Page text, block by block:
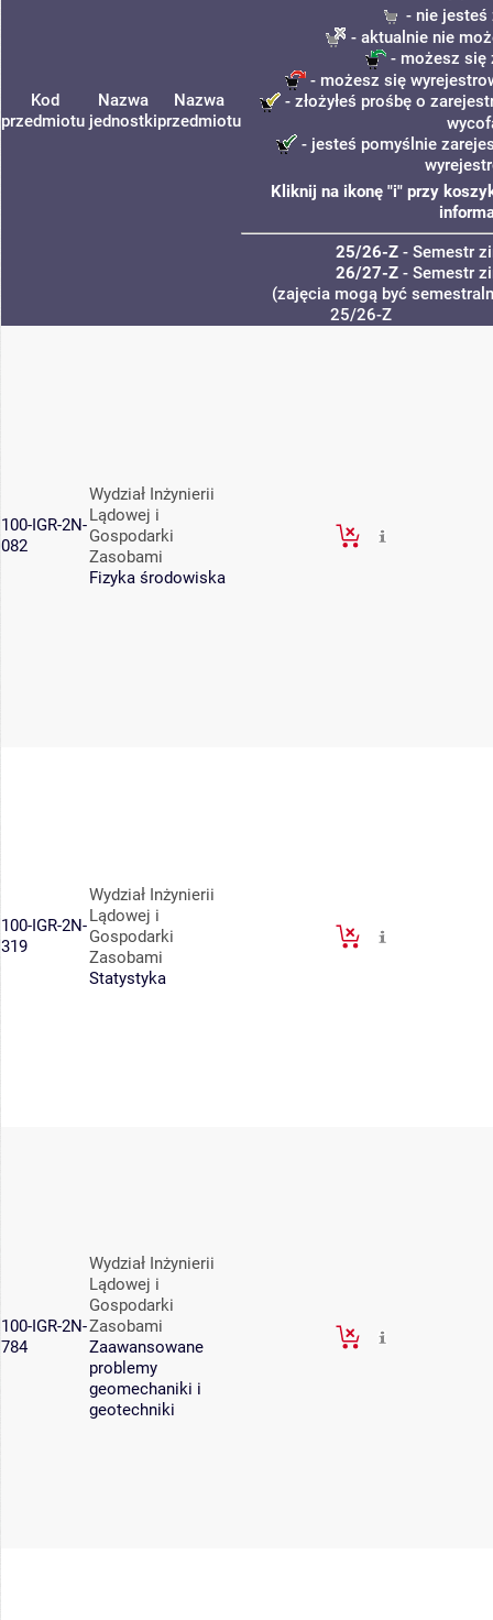
Kod
przedmiotu
Nazwa
jednostki
Nazwa
przedmiotu
- nie jesteś
- aktualnie nie
- możesz się
- możesz się
- złożyłeś prośbę o
- jesteś pomyślnie
Kliknij na ikonę "i" przy
25/26-Z- Semestr
26/27-Z- Semestr
(zajęcia mogą być
25/26-Z
100-IGR-2N-
082
Wydział Inżynierii
Lądowej i
Gospodarki
Zasobami
Fizyka środowiska
100-IGR-2N-
319
Wydział Inżynierii
Lądowej i
Gospodarki
Zasobami
Statystyka
100-IGR-2N-
784
Wydział Inżynierii
Lądowej i
Gospodarki
Zasobami
Zaawansowane
problemy
geomechaniki i
geotechniki